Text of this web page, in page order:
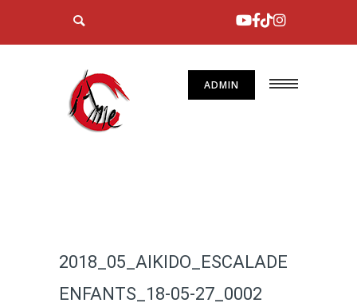
ADMIN
2018_05_AIKIDO_ESCALADE
ENFANTS_18-05-27_0002